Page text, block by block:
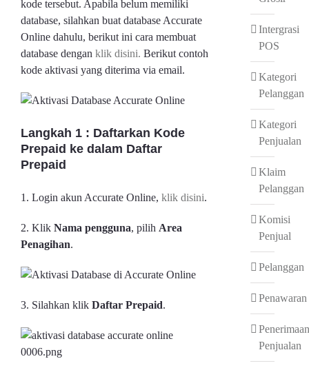
kode tersebut. Apabila belum memiliki
database, silahkan buat database Accurate
Online dahulu, berikut ini cara membuat
database dengan klik disini. Berikut contoh
kode aktivasi yang diterima via email.
Langkah 1 : Daftarkan Kode
Prepaid ke dalam Daftar
Prepaid
1. Login akun Accurate Online, klik disini.
2. Klik Nama pengguna, pilih Area
Penagihan.
3. Silahkan klik Daftar Prepaid.
Intergrasi
POS
Kategori
Pelanggan
Kategori
Penjualan
Klaim
Pelanggan
Komisi
Penjual
Pelanggan
Penawaran
Penerimaan
Penjualan